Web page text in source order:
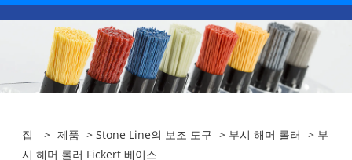
집 > 제품 >Stone Line의 보조 도구 > 부시 해머 롤러 > 부
시 해머 롤러 Fickert 베이스